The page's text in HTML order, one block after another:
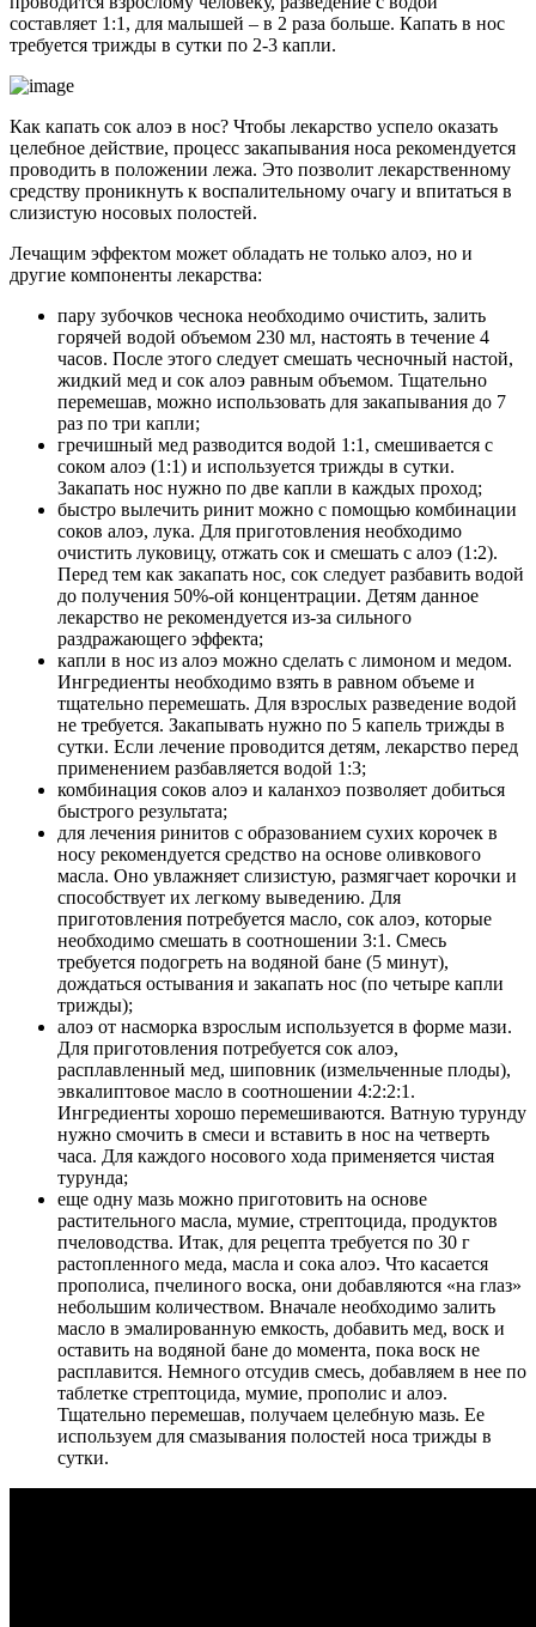
составляет 1:1, для малышей – в 2 раза больше. Капать в нос
требуется трижды в сутки по 2-3 капли.
Как капать сок алоэ в нос? Чтобы лекарство успело оказать
целебное действие, процесс закапывания носа рекомендуется
проводить в положении лежа. Это позволит лекарственному
средству проникнуть к воспалительному очагу и впитаться в
слизистую носовых полостей.
Лечащим эффектом может обладать не только алоэ, но и
другие компоненты лекарства:
пару зубочков чеснока необходимо очистить, залить
горячей водой объемом 230 мл, настоять в течение 4
часов. После этого следует смешать чесночный настой,
жидкий мед и сок алоэ равным объемом. Тщательно
перемешав, можно использовать для закапывания до 7
раз по три капли;
гречишный мед разводится водой 1:1, смешивается с
соком алоэ (1:1) и используется трижды в сутки.
Закапать нос нужно по две капли в каждых проход;
быстро вылечить ринит можно с помощью комбинации
соков алоэ, лука. Для приготовления необходимо
очистить луковицу, отжать сок и смешать с алоэ (1:2).
Перед тем как закапать нос, сок следует разбавить водой
до получения 50%-ой концентрации. Детям данное
лекарство не рекомендуется из-за сильного
раздражающего эффекта;
капли в нос из алоэ можно сделать с лимоном и медом.
Ингредиенты необходимо взять в равном объеме и
тщательно перемешать. Для взрослых разведение водой
не требуется. Закапывать нужно по 5 капель трижды в
сутки. Если лечение проводится детям, лекарство перед
применением разбавляется водой 1:3;
комбинация соков алоэ и каланхоэ позволяет добиться
быстрого результата;
для лечения ринитов с образованием сухих корочек в
носу рекомендуется средство на основе оливкового
масла. Оно увлажняет слизистую, размягчает корочки и
способствует их легкому выведению. Для
приготовления потребуется масло, сок алоэ, которые
необходимо смешать в соотношении 3:1. Смесь
требуется подогреть на водяной бане (5 минут),
дождаться остывания и закапать нос (по четыре капли
трижды);
алоэ от насморка взрослым используется в форме мази.
Для приготовления потребуется сок алоэ,
расплавленный мед, шиповник (измельченные плоды),
эвкалиптовое масло в соотношении 4:2:2:1.
Ингредиенты хорошо перемешиваются. Ватную турунду
нужно смочить в смеси и вставить в нос на четверть
часа. Для каждого носового хода применяется чистая
турунда;
еще одну мазь можно приготовить на основе
растительного масла, мумие, стрептоцида, продуктов
пчеловодства. Итак, для рецепта требуется по 30 г
растопленного меда, масла и сока алоэ. Что касается
прополиса, пчелиного воска, они добавляются «на глаз»
небольшим количеством. Вначале необходимо залить
масло в эмалированную емкость, добавить мед, воск и
оставить на водяной бане до момента, пока воск не
расплавится. Немного отсудив смесь, добавляем в нее по
таблетке стрептоцида, мумие, прополис и алоэ.
Тщательно перемешав, получаем целебную мазь. Ее
используем для смазывания полостей носа трижды в
сутки.